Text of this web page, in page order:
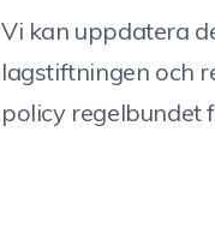
Vi kan uppdatera
lagstiftningen och
policy regelbundet